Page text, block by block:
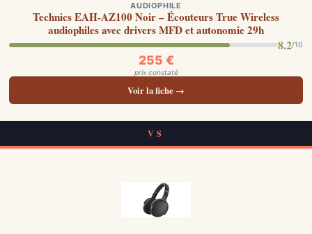
AUDIOPHILE
Technics EAH-AZ100 Noir – Écouteurs True Wireless
audiophiles avec drivers MFD et autonomie 29h
8.2/10
255 €
prix constaté
Voir la fiche →
VS